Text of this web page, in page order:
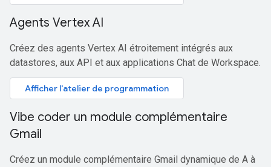
Agents Vertex AI
Créez des agents Vertex AI étroitement intégrés aux
datastores, aux API et aux applications Chat de Workspace.
Afficher l'atelier de programmation
Vibe coder un module complémentaire
Gmail
Créez un module complémentaire Gmail dynamique de A à